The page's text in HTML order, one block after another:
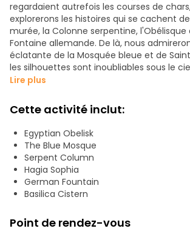
regardaient autrefois les courses de
explorerons les histoires qui se cachent
murée, la Colonne serpentine,
Fontaine allemande. De là, nous
éclatante de la Mosquée bleue et de
les silhouettes sont inoubliables sous le
surplombe le monde caché sous la ville, et
l'élégant Hürrem Sultan Hamam, cadeau
sultan à sa reine.
Vous entendrez des histoires inoubliables,
la ville et verrez Istanbul comme jamais
Lire plus
Cette activité inclut:
Egyptian Obelisk
The Blue Mosque
Serpent Column
Hagia Sophia
German Fountain
Basilica Cistern
Point de rendez-vous